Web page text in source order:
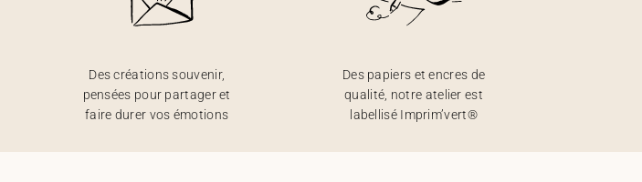
Des créations souvenir,
pensées pour partager et
faire durer vos émotions
Des papiers et encres de
qualité, notre atelier est
labellisé Imprim’vert®